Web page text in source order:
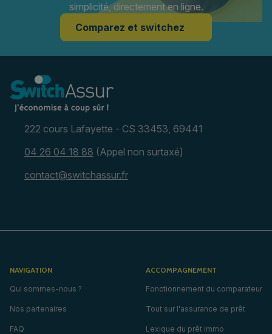
simplicité, directement en ligne.
Comparez et switchez
222 cours Lafayette - CS 33453, 69441
04 26 04 18 88 (Appel non surtaxé)
contact@switchassur.fr
NAVIGATION
Qui sommes-nous ?
Nos partenaires
FAQ
ACCOMPAGNEMENT
Fonctionnement du comparateur
Tout sur l'assurance de prêt
Lexique du prêt immo